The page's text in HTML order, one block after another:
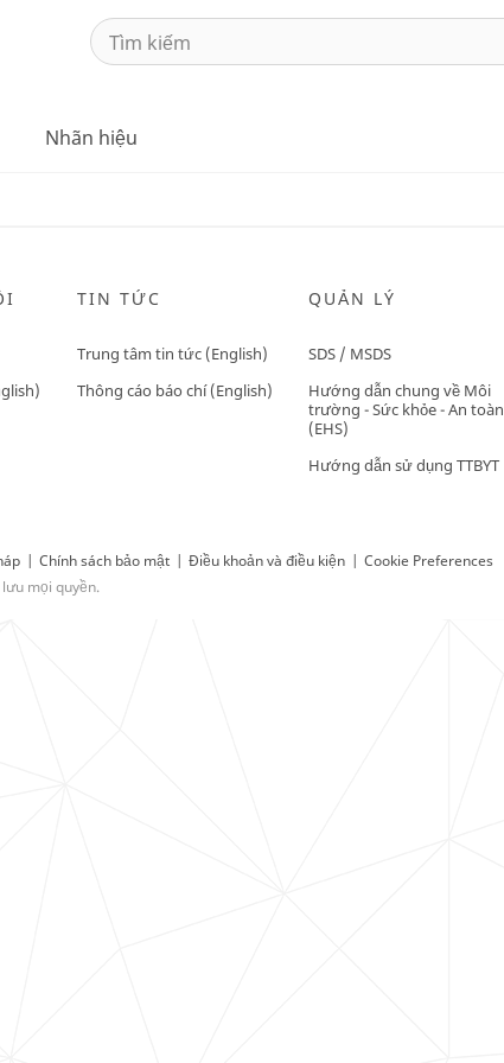
Nhãn hiệu
TIN TỨC
Trung tâm tin tức (English)
Thông cáo báo chí (English)
QUẢN LÝ
SDS / MSDS
Hướng dẫn chung về Môi
trường - Sức khỏe - An toàn
(EHS)
Hướng dẫn sử dụng TTBYT
| Chính sách bảo mật | Điều khoản và điều kiện | Cookie Preferences
mọi quyền.